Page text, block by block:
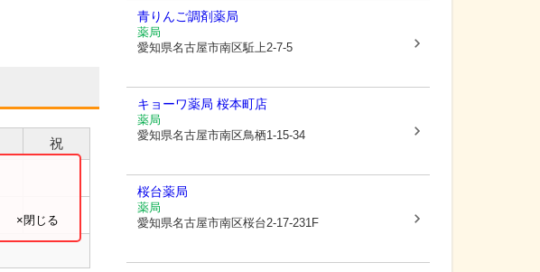
祝
×閉じる
青りんご調剤薬局
薬局
愛知県名古屋市南区駈上2-7-5
キョーワ薬局 桜本町店
薬局
愛知県名古屋市南区鳥栖1-15-34
桜台薬局
薬局
愛知県名古屋市南区桜台2-17-231F